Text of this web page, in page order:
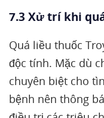
7.3 Xử trí khi
Quá liều thuốc
độc tính. Mặc dù
chuyên biệt cho
bệnh nên thông